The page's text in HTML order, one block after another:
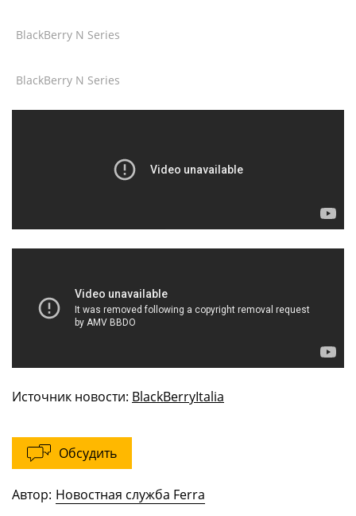
BlackBerry N Series
BlackBerry N Series
Источник новости: BlackBerryItalia
Обсудить
Автор: Новостная служба Ferra